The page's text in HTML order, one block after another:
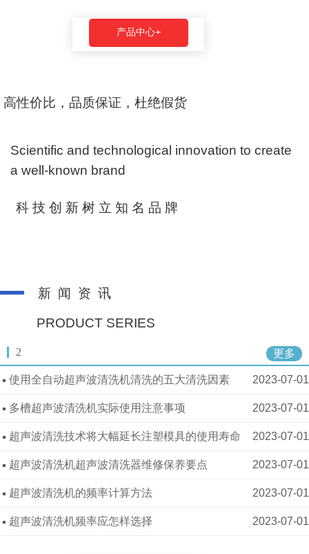
产品中心+
科 技 创 新 树 立 知 名 品 牌
Scientific and technological innovation to create
a well-known brand
高性价比，品质保证，杜绝假货
PRODUCT SERIES
新 闻 资 讯
2 更多
2023-07-01
使用全自动超声波清洗机清洗的五大清洗因素
2023-07-01
多槽超声波清洗机实际使用注意事项
2023-07-01
超声波清洗技术将大幅延长注塑模具的使用寿命
2023-07-01
超声波清洗机超声波清洗器维修保养要点
2023-07-01
超声波清洗机的频率计算方法
2023-07-01
超声波清洗机频率应怎样选择